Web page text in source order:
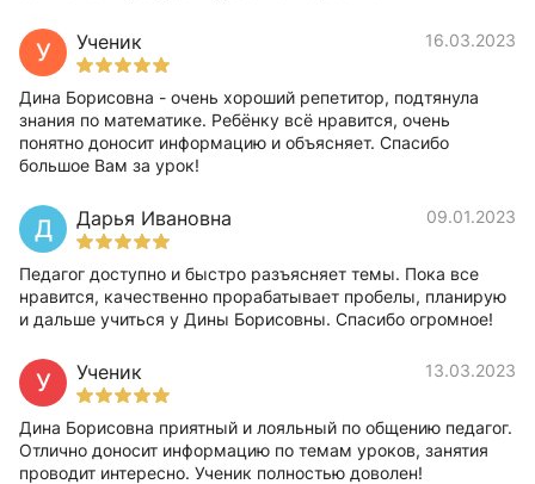
У Ученик 16.03.2023
Дина Борисовна - очень хороший репетитор, подтянула
знания по математике. Ребёнку всё нравится, очень
понятно доносит информацию и объясняет. Спасибо
большое Вам за урок!
Д Дарья Ивановна 09.01.2023
Педагог доступно и быстро разъясняет темы. Пока все
нравится, качественно прорабатывает пробелы, планирую
и дальше учиться у Дины Борисовны. Спасибо огромное!
У Ученик 13.03.2023
Дина Борисовна приятный и лояльный по общению педагог.
Отлично доносит информацию по темам уроков, занятия
проводит интересно. Ученик полностью доволен!